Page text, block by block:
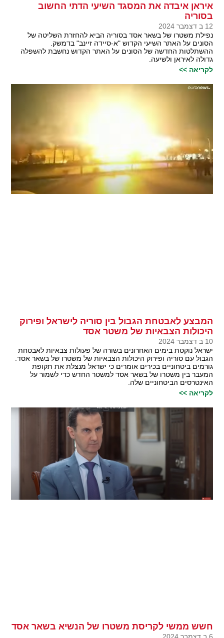
איראן איבדה את המסגד השיעי הדתי החשוב
בסוריה
12 ב דצמבר 2024
נפילת משטרו של בשאר אסד בסוריה הביא להחזרת השליטה של
הסונים על האתר השיעי הקדוש "א-סיידה זיינב" בדמשק.
ההשתלטות החדשה של הסונים על האתר הקדוש נחשבת להשפלה
גדולה לאיראן ולשיעה.
לקריאה >>
המבצע לאבטחת הגבול בין סוריה לישראל ופירוק
היכולות הצבאיות של משטר אסד
10 ב דצמבר 2024
ישראל נוקטת בימים האחרונים בשורה של פעולות צבאיות לאבטחת
הגבול עם סוריה ופירוק היכולות הצבאיות של משטרו של בשאר אסד.
גורמים ביטחוניים בכירים אומרים כי ישראל מנצלת את תקופת
המעבר בין משטרו של בשאר אסד למשטר החדש כדי לשמור על
האינטרסים הביטחוניים שלה.
לקריאה >>
חשש ממשי לקריסת משטרו של הנשיא בשאר אסד